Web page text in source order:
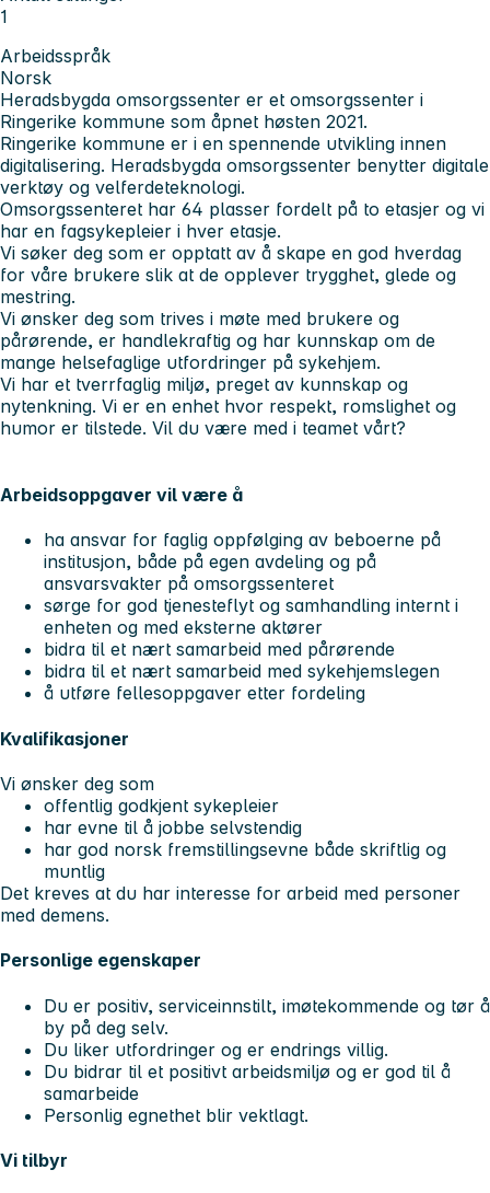
1
Arbeidsspråk
Norsk
Heradsbygda omsorgssenter er et omsorgssenter i
Ringerike kommune som åpnet høsten 2021.
Ringerike kommune er i en spennende utvikling innen
digitalisering. Heradsbygda omsorgssenter benytter digitale
verktøy og velferdeteknologi.
Omsorgssenteret har 64 plasser fordelt på to etasjer og vi
har en fagsykepleier i hver etasje.
Vi søker deg som er opptatt av å skape en god hverdag
for våre brukere slik at de opplever trygghet, glede og
mestring.
Vi ønsker deg som trives i møte med brukere og
pårørende, er handlekraftig og har kunnskap om de
mange helsefaglige utfordringer på sykehjem.
Vi har et tverrfaglig miljø, preget av kunnskap og
nytenkning. Vi er en enhet hvor respekt, romslighet og
humor er tilstede. Vil du være med i teamet vårt?
Arbeidsoppgaver vil være å
ha ansvar for faglig oppfølging av beboerne på
institusjon, både på egen avdeling og på
ansvarsvakter på omsorgssenteret
sørge for god tjenesteflyt og samhandling internt i
enheten og med eksterne aktører
bidra til et nært samarbeid med pårørende
bidra til et nært samarbeid med sykehjemslegen
å utføre fellesoppgaver etter fordeling
Kvalifikasjoner
Vi ønsker deg som
offentlig godkjent sykepleier
har evne til å jobbe selvstendig
har god norsk fremstillingsevne både skriftlig og
muntlig
Det kreves at du har interesse for arbeid med personer
med demens.
Personlige egenskaper
Du er positiv, serviceinnstilt, imøtekommende og tør å
by på deg selv.
Du liker utfordringer og er endrings villig.
Du bidrar til et positivt arbeidsmiljø og er god til å
samarbeide
Personlig egnethet blir vektlagt.
Vi tilbyr